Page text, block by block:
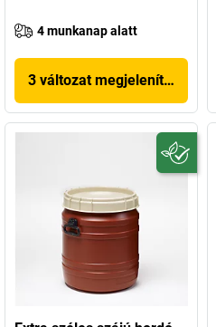
4 munkanap alatt
3 változat megjelenítése